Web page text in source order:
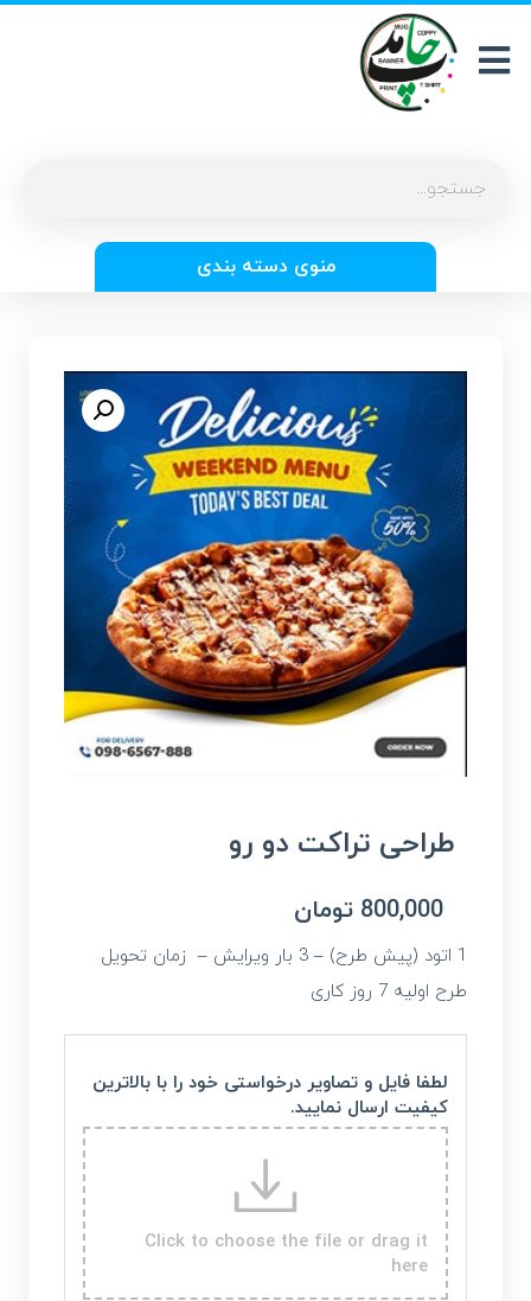
منوی دسته بندی
طراحی تراکت دو رو
800,000 تومان
1 اتود (پیش طرح) – 3 بار ویرایش – زمان تحویل
طرح اولیه 7 روز کاری
لطفا فایل و تصاویر درخواستی خود را با بالاترین
کیفیت ارسال نمایید.
Click to choose the file or drag it
here